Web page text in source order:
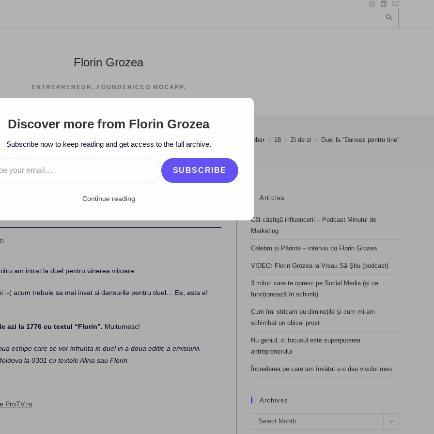
Florin Grozea
ENTREPRENEUR. FOUNDER/CEO MOCAPP.
October > 18 > Zi de zi > Duel la “Dansez pentru tine”
am intrat la duel pentru vinerea viitoare.
:-( acum trebuie sa mai invat si dansurile pentru duel… Ee, asta e!
azi la 1776 cu textul “Florin”. Multumesc!
echipe care se vor infrunta in duel in a doua editie a emisiunii.
la 0301 cu textele Alina sau Florin.
Articles
Cât câștigă influencerii – Podcast Minutul de
Marketing
Celebru și Părinte – interviu cu Florin Grozea
VIDEO: Florin Grozea la Vreau Să Știu (podcast)
3 mituri care te opresc pe Social Media (și ce
funcționează în schimb)
Cum îmi stricam eu diminețile și cum mi-am
schimbat un obicei prost
Nu geniul, ci focusul este superputerea
antreprenorului
Încrederea pe care am învățat s-o dau visului meu
Archives
Archives
Select Month
Discover more from Florin Grozea
Subscribe now to keep reading and get access to the full archive.
SUBSCRIBE
Continue reading